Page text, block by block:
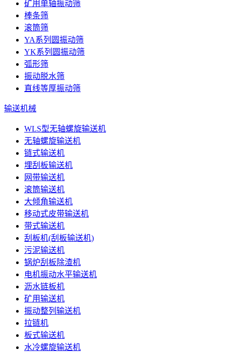
矿用单轴振动筛
棒条筛
滚筒筛
YA系列圆振动筛
YK系列圆振动筛
弧形筛
振动脱水筛
直线等厚振动筛
输送机械
WLS型无轴螺旋输送机
无轴螺旋输送机
链式输送机
埋刮板输送机
网带输送机
滚筒输送机
大倾角输送机
移动式皮带输送机
带式输送机
刮板机(刮板输送机)
污泥输送机
锅炉刮板除渣机
电机振动水平输送机
沥水链板机
矿用输送机
振动整列输送机
拉链机
板式输送机
水冷螺旋输送机